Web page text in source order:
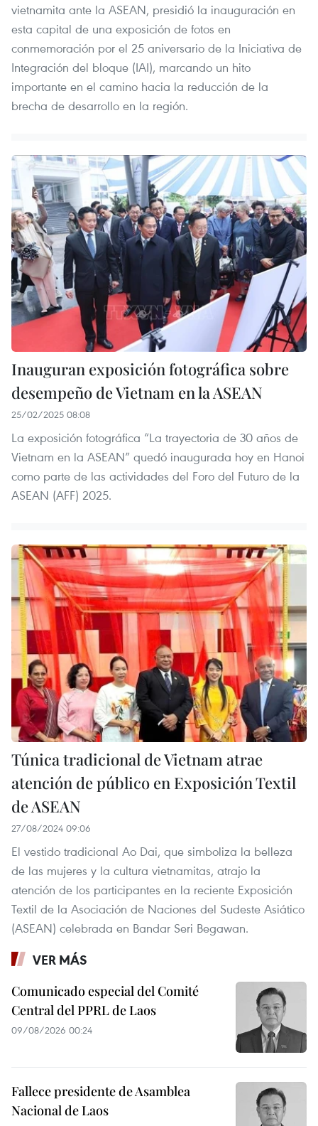
vietnamita ante la ASEAN, presidió la inauguración en
esta capital de una exposición de fotos en
conmemoración por el 25 aniversario de la Iniciativa de
Integración del bloque (IAI), marcando un hito
importante en el camino hacia la reducción de la
brecha de desarrollo en la región.
Inauguran exposición fotográfica sobre
desempeño de Vietnam en la ASEAN
25/02/2025 08:08
La exposición fotográfica “La trayectoria de 30 años de
Vietnam en la ASEAN” quedó inaugurada hoy en Hanoi
como parte de las actividades del Foro del Futuro de la
ASEAN (AFF) 2025.
Túnica tradicional de Vietnam atrae
atención de público en Exposición Textil
de ASEAN
27/08/2024 09:06
El vestido tradicional Ao Dai, que simboliza la belleza
de las mujeres y la cultura vietnamitas, atrajo la
atención de los participantes en la reciente Exposición
Textil de la Asociación de Naciones del Sudeste Asiático
(ASEAN) celebrada en Bandar Seri Begawan.
VER MÁS
Comunicado especial del Comité
Central del PPRL de Laos
09/08/2026 00:24
Fallece presidente de Asamblea
Nacional de Laos